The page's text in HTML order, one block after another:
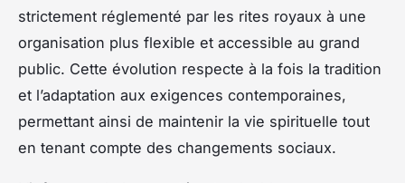
strictement réglementé par les rites royaux à une
organisation plus flexible et accessible au grand
public. Cette évolution respecte à la fois la tradition
et l’adaptation aux exigences contemporaines,
permettant ainsi de maintenir la vie spirituelle tout
en tenant compte des changements sociaux.